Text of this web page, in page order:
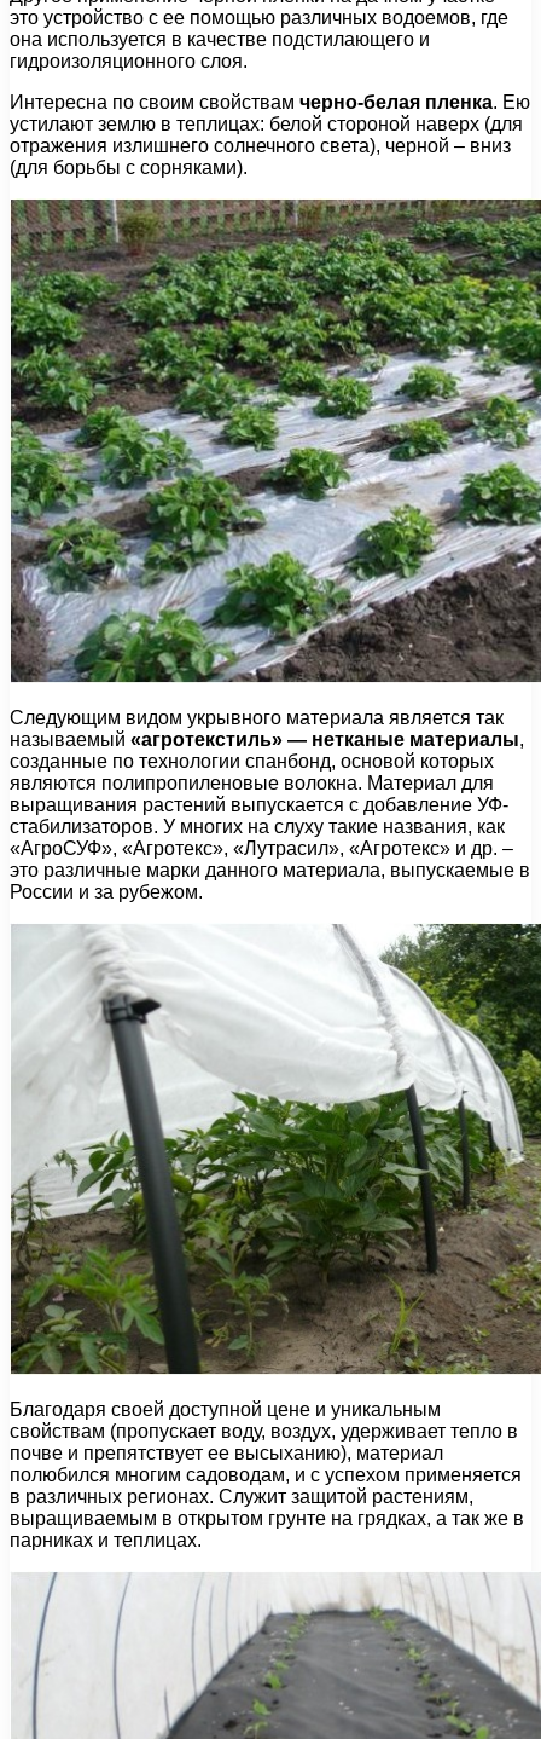
это устройство с ее помощью различных водоемов, где
она используется в качестве подстилающего и
гидроизоляционного слоя.
Интересна по своим свойствам черно-белая пленка. Ею
устилают землю в теплицах: белой стороной наверх (для
отражения излишнего солнечного света), черной – вниз
(для борьбы с сорняками).
Следующим видом укрывного материала является так
называемый «агротекстиль» — нетканые материалы,
созданные по технологии спанбонд, основой которых
являются полипропиленовые волокна. Материал для
выращивания растений выпускается с добавление УФ-
стабилизаторов. У многих на слуху такие названия, как
«АгроСУФ», «Агротекс», «Лутрасил», «Агротекс» и др. –
это различные марки данного материала, выпускаемые в
России и за рубежом.
Благодаря своей доступной цене и уникальным
свойствам (пропускает воду, воздух, удерживает тепло в
почве и препятствует ее высыханию), материал
полюбился многим садоводам, и с успехом применяется
в различных регионах. Служит защитой растениям,
выращиваемым в открытом грунте на грядках, а так же в
парниках и теплицах.